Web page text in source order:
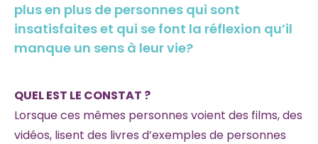
plus en plus de personnes qui sont
insatisfaites et qui se font la réflexion qu’il
manque un sens à leur vie?
QUEL EST LE CONSTAT ?
Lorsque ces mêmes personnes voient des films, des
vidéos, lisent des livres d’exemples de personnes